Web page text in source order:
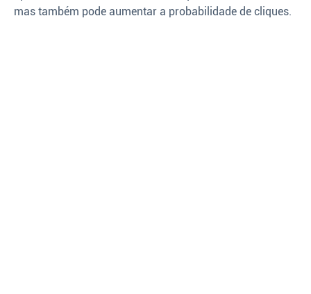
mas também pode aumentar a probabilidade de cliques.